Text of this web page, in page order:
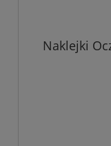
Naklejki